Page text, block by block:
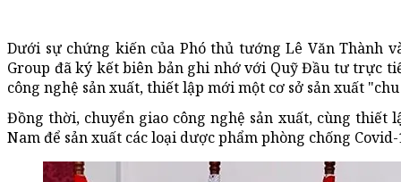
Dưới sự chứng kiến của Phó thủ tướng Lê Văn Thành
Group đã ký kết biên bản ghi nhớ với Quỹ Đầu tư trực
công nghệ sản xuất, thiết lập mới một cơ sở sản xuất
Đồng thời, chuyển giao công nghệ sản xuất, cùng
Nam để sản xuất các loại dược phẩm phòng chống